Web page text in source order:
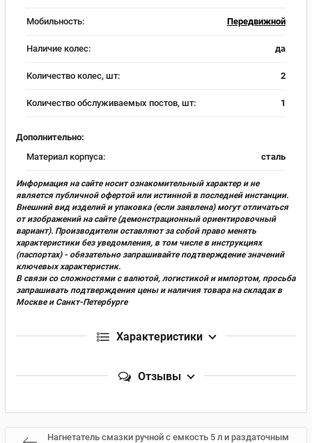
Мобильность: Передвижной
Наличие колес: да
Количество колес, шт: 2
Количество обслуживаемых постов, шт: 1
Дополнительно:
Материал корпуса:
сталь
Информация на сайте носит ознакомительный характер и не
является публичной офертой или истинной в последней инстанции.
Внешний вид изделий и упаковка (если заявлена) могут отличаться
от изображений на сайте (демонстрационный ориентировочный
вариант). Производители оставляют за собой право менять
характеристики без уведомления, в том числе в инструкциях
(паспортах) - обязательно запрашивайте подтверждение значений
ключевых характеристик.
В связи со сложностями с валютой, логистикой и импортом, просьба
запрашивать подтверждения цены и наличия товара на складах в
Москве и Санкт-Петербурге
Характеристики
Отзывы
Нагнетатель смазки ручной с емкость 5 л и раздаточным